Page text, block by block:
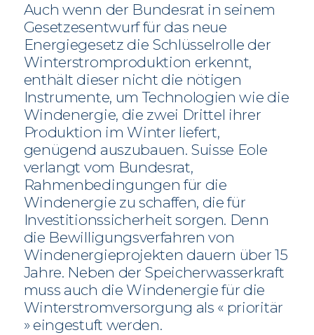
Auch wenn der Bundesrat in seinem
Gesetzesentwurf für das neue
Energiegesetz die Schlüsselrolle der
Winterstromproduktion erkennt,
enthält dieser nicht die nötigen
Instrumente, um Technologien wie die
Windenergie, die zwei Drittel ihrer
Produktion im Winter liefert,
genügend auszubauen. Suisse Eole
verlangt vom Bundesrat,
Rahmenbedingungen für die
Windenergie zu schaffen, die für
Investitionssicherheit sorgen. Denn
die Bewilligungsverfahren von
Windenergieprojekten dauern über 15
Jahre. Neben der Speicherwasserkraft
muss auch die Windenergie für die
Winterstromversorgung als « prioritär
» eingestuft werden.